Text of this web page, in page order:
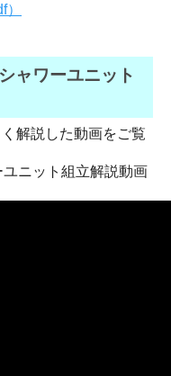
ャワーユニット
解説した動画をご覧
ユニット組立解説動画